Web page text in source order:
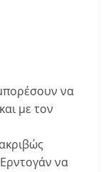
να
με τον
να